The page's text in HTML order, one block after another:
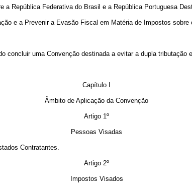
a República Federativa do Brasil e a República Portuguesa
e a Prevenir a Evasão Fiscal em Matéria de Impostos sobre
uma Convenção destinada a evitar a dupla tributação
Capítulo I
Âmbito de Aplicação da Convenção
Artigo 1º
Pessoas Visadas
Contratantes.
Artigo 2º
Impostos Visados